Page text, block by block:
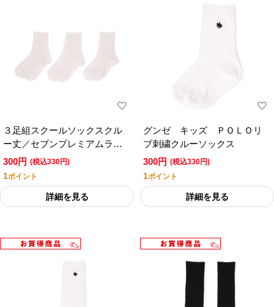
３足組スクールソックスクル
ー丈／セブンプレミアムライ
フスタイル
300円 (税込330円)
1ポイント
詳細を見る
グンゼ キッズ ＰＯＬＯリ
ブ刺繍クルーソックス
300円 (税込330円)
1ポイント
詳細を見る